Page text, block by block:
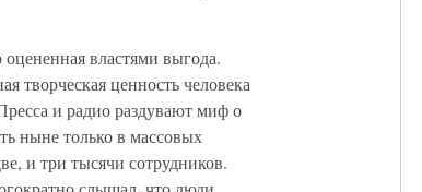
властями выгода.
творческая ценность человека
и радио раздувают миф о
ныне только в массовых
и три тысячи сотрудников.